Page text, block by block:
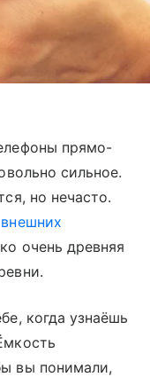
прямо-
сильное.
но нечасто.
внешних
очень древняя
когда узнаёшь
вы понимали,